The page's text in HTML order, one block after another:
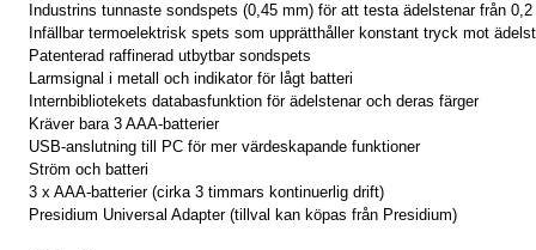
Industrins tunnaste sondspets (0,45 mm) för att testa ädelstenar från
Infällbar termoelektrisk spets som upprätthåller konstant tryck mot
Patenterad raffinerad utbytbar sondspets
Larmsignal i metall och indikator för lågt batteri
Internbibliotekets databasfunktion för ädelstenar och deras färger
Kräver bara 3 AAA-batterier
USB-anslutning till PC för mer värdeskapande funktioner
Ström och batteri
3 x AAA-batterier (cirka 3 timmars kontinuerlig drift)
Presidium Universal Adapter (tillval kan köpas från Presidium)